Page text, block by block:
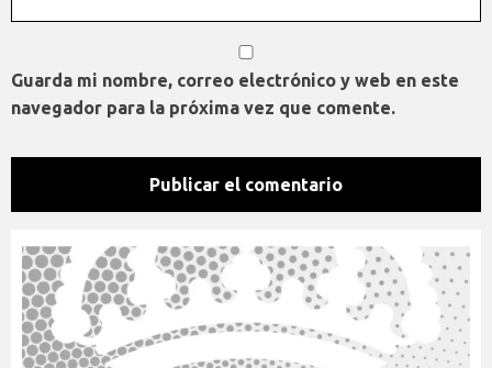
Guarda mi nombre, correo electrónico y web en este
navegador para la próxima vez que comente.